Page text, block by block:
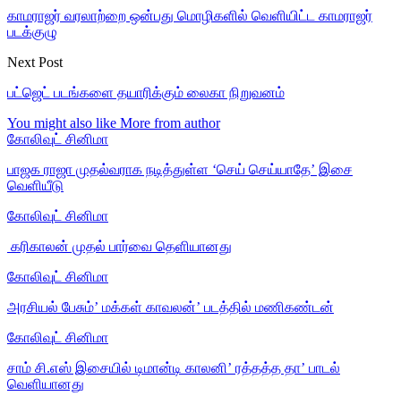
காமராஜர் வரலாற்றை ஒன்பது மொழிகளில் வெளியிட்ட காமராஜர்
படக்குழு
Next Post
பட்ஜெட் படங்களை தயாரிக்கும் லைகா நிறுவனம்
You might also like More from author
கோலிவுட் சினிமா
பாஜக ராஜா முதல்வராக நடித்துள்ள ‘செய் செய்யாதே’ இசை
வெளியீடு
கோலிவுட் சினிமா
‎ கரிகாலன் முதல் பார்வை தெளியானது
கோலிவுட் சினிமா
அரசியல் பேசும்’ மக்கள் காவலன்’ படத்தில் மணிகண்டன்
கோலிவுட் சினிமா
சாம் சி.எஸ் இசையில் டிமான்டி காலனி’ ரத்தத்த தா’ பாடல்
வெளியானது